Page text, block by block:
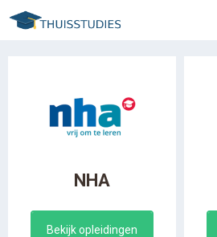
Spring
naar
NHA
Bekijk opleidingen